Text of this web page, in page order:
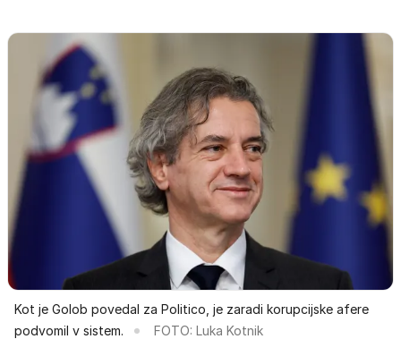
Kot je Golob povedal za Politico, je zaradi korupcijske afere
podvomil v sistem.
FOTO: Luka Kotnik